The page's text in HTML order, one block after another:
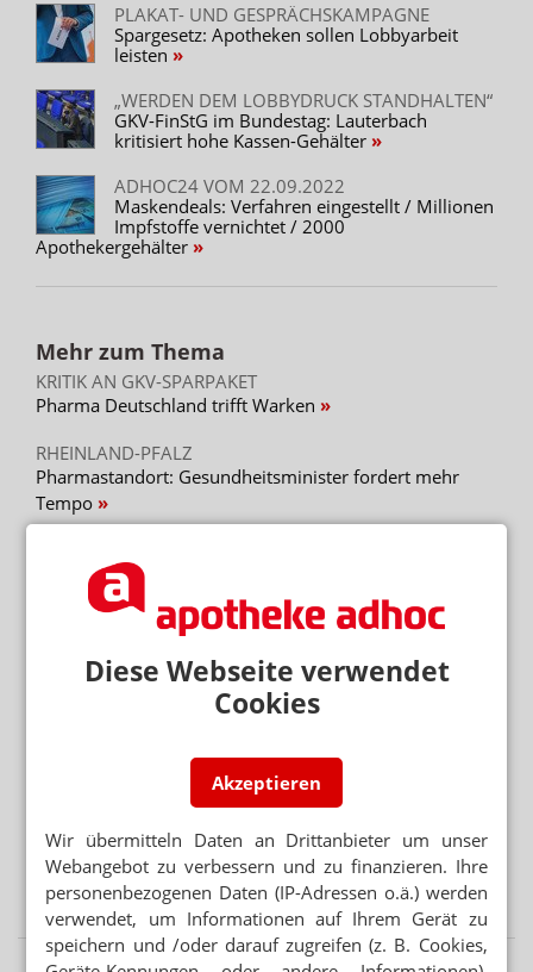
Diese Webseite verwendet
Cookies
Akzeptieren
Wir übermitteln Daten an Drittanbieter um unser
Webangebot zu verbessern und zu finanzieren. Ihre
personenbezogenen Daten (IP-Adressen o.ä.) werden
verwendet, um Informationen auf Ihrem Gerät zu
speichern und /oder darauf zugreifen (z. B. Cookies,
PLAKAT- UND GESPRÄCHSKAMPAGNE
Spargesetz: Apotheken sollen Lobbyarbeit
leisten
„WERDEN DEM LOBBYDRUCK STANDHALTEN“
GKV-FinStG im Bundestag: Lauterbach
kritisiert hohe Kassen-Gehälter
ADHOC24 VOM 22.09.2022
Maskendeals: Verfahren eingestellt / Millionen
Impfstoffe vernichtet / 2000
Apothekergehälter
Mehr zum Thema
KRITIK AN GKV-SPARPAKET
Pharma Deutschland trifft Warken
RHEINLAND-PFALZ
Pharmastandort: Gesundheitsminister fordert mehr
Tempo
Bund: „Größte Besorgnis“ um Arbeitsplätze und
Forschung
Mehr aus Ressort
PODCAST NUR MAL SO ZUM WISSEN
Grüne: Apotheken sollen Klimaanlagen abgeben
BRANDENBURG OHNE PHARMAZIE-STANDORT
Neuer Medizin-Campus – weiterhin ohne Pharmazeuten